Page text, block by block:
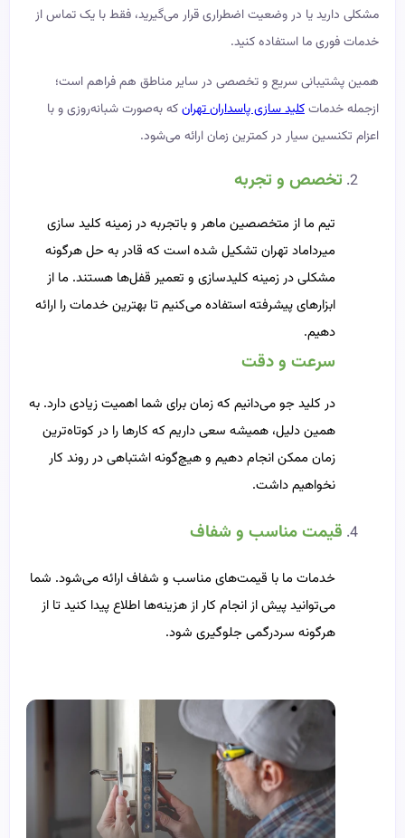
مشکلی دارید یا در وضعیت اضطراری قرار می‌گیرید، فقط با یک تماس از
خدمات فوری ما استفاده کنید.
همین پشتیبانی سریع و تخصصی در سایر مناطق هم فراهم است؛
ازجمله خدماتکلید سازی پاسداران تهرانکه به‌صورت شبانه‌روزی و با
اعزام تکنسین سیار در کمترین زمان ارائه می‌شود.
تخصص و تجربه
تیم ما از متخصصین ماهر و باتجربه در زمینه کلید سازی
میرداماد تهران تشکیل شده است که قادر به حل هرگونه
مشکلی در زمینه کلیدسازی و تعمیر قفل‌ها هستند. ما از
ابزارهای پیشرفته استفاده می‌کنیم تا بهترین خدمات را ارائه
دهیم.
سرعت و دقت
در کلید جو می‌دانیم که زمان برای شما اهمیت زیادی دارد. به
همین دلیل، همیشه سعی داریم که کارها را در کوتاه‌ترین
زمان ممکن انجام دهیم و هیچ‌گونه اشتباهی در روند کار
نخواهیم داشت.
قیمت مناسب و شفاف
خدمات ما با قیمت‌های مناسب و شفاف ارائه می‌شود. شما
می‌توانید پیش از انجام کار از هزینه‌ها اطلاع پیدا کنید تا از
هرگونه سردرگمی جلوگیری شود.